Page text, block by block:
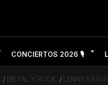
CONCIERTOS 2026 🎙️
METAL Y ROCK LENNY